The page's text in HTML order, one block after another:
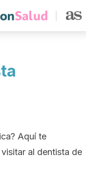
Aquí te
al dentista de